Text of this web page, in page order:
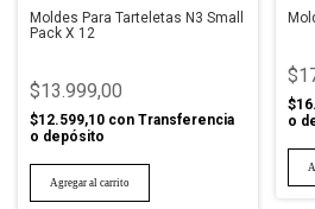
Moldes Para Tarteletas N3 Small
Pack X 12
$13.999,00
$12.599,10 con Transferencia
o depósito
o